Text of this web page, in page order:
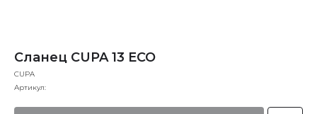
Сланец CUPA 13 ECO
CUPA
Артикул: